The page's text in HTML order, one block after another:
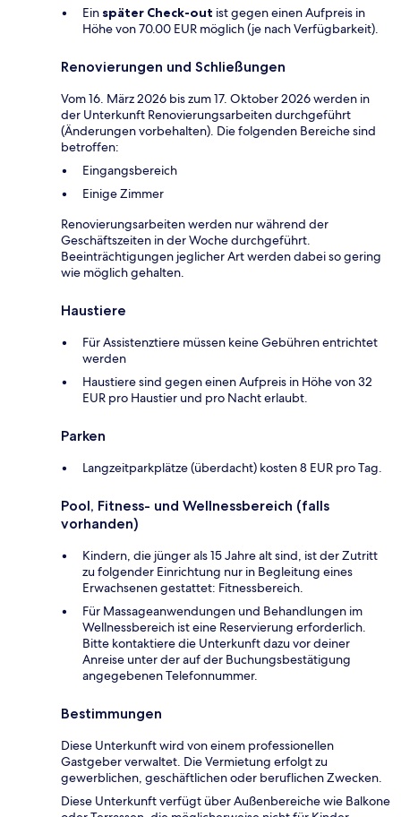
Ein später Check-out ist gegen einen Aufpreis in
Höhe von 70.00 EUR möglich (je nach Verfügbarkeit).
Renovierungen und Schließungen
Vom 16. März 2026 bis zum 17. Oktober 2026 werden in
der Unterkunft Renovierungsarbeiten durchgeführt
(Änderungen vorbehalten). Die folgenden Bereiche sind
betroffen:
Eingangsbereich
Einige Zimmer
Renovierungsarbeiten werden nur während der
Geschäftszeiten in der Woche durchgeführt.
Beeinträchtigungen jeglicher Art werden dabei so gering
wie möglich gehalten.
Haustiere
Für Assistenztiere müssen keine Gebühren entrichtet
werden
Haustiere sind gegen einen Aufpreis in Höhe von 32
EUR pro Haustier und pro Nacht erlaubt.
Parken
Langzeitparkplätze (überdacht) kosten 8 EUR pro Tag.
Pool, Fitness- und Wellnessbereich (falls
vorhanden)
Kindern, die jünger als 15 Jahre alt sind, ist der Zutritt
zu folgender Einrichtung nur in Begleitung eines
Erwachsenen gestattet: Fitnessbereich.
Für Massageanwendungen und Behandlungen im
Wellnessbereich ist eine Reservierung erforderlich.
Bitte kontaktiere die Unterkunft dazu vor deiner
Anreise unter der auf der Buchungsbestätigung
angegebenen Telefonnummer.
Bestimmungen
Diese Unterkunft wird von einem professionellen
Gastgeber verwaltet. Die Vermietung erfolgt zu
gewerblichen, geschäftlichen oder beruflichen Zwecken.
Diese Unterkunft verfügt über Außenbereiche wie Balkone